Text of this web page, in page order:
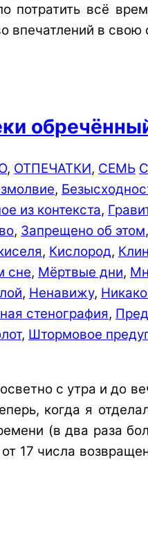
всё
впечатлений в
, ОТПЕЧАТКИ, СЕМЬ
,
из контекста,
, Запрещено об этом,
, Кислород,
сне, Мёртвые дни,
, Ненавижу,
стенография,
, Штормовое
с утра и до
когда я
(в два раза
17 числа